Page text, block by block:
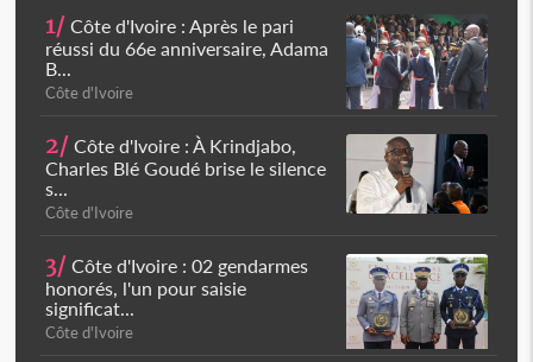
1/ Côte d'Ivoire : Après le pari
réussi du 66e anniversaire, Adama
B...
Côte d'Ivoire
2/ Côte d'Ivoire : À Krindjabo,
Charles Blé Goudé brise le silence
s...
Côte d'Ivoire
3/ Côte d'Ivoire : 02 gendarmes
honorés, l'un pour saisie
significat...
Côte d'Ivoire